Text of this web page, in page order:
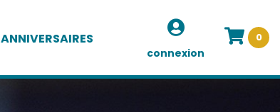
ANNIVERSAIRES
connexion
0